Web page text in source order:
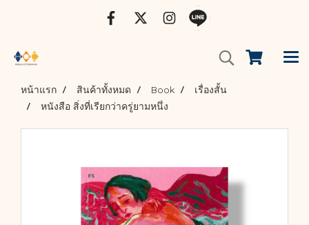
หน้าแรก สินค้าทั้งหมด Book
เรื่องสั้น
หนังสือ สิ่งที่เรียกว่าครู่ยามหนึ่ง